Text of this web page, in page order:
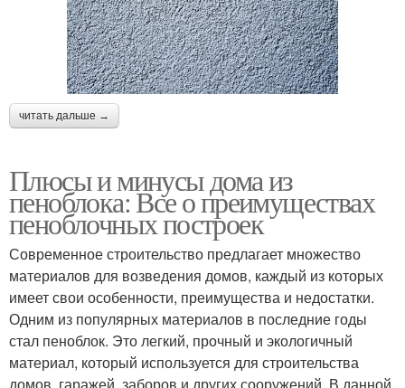
читать дальше →
Плюсы и минусы дома из
пеноблока: Все о преимуществах
пеноблочных построек
Современное строительство предлагает множество
материалов для возведения домов, каждый из которых
имеет свои особенности, преимущества и недостатки.
Одним из популярных материалов в последние годы
стал пеноблок. Это легкий, прочный и экологичный
материал, который используется для строительства
домов, гаражей, заборов и других сооружений. В данной